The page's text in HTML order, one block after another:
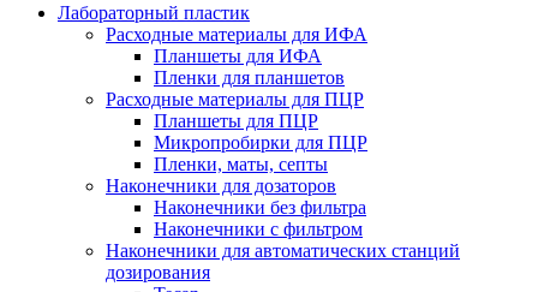
Лабораторный пластик
Расходные материалы для ИФА
Планшеты для ИФА
Пленки для планшетов
Расходные материалы для ПЦР
Планшеты для ПЦР
Микропробирки для ПЦР
Пленки, маты, септы
Наконечники для дозаторов
Наконечники без фильтра
Наконечники с фильтром
Наконечники для автоматических станций
дозирования